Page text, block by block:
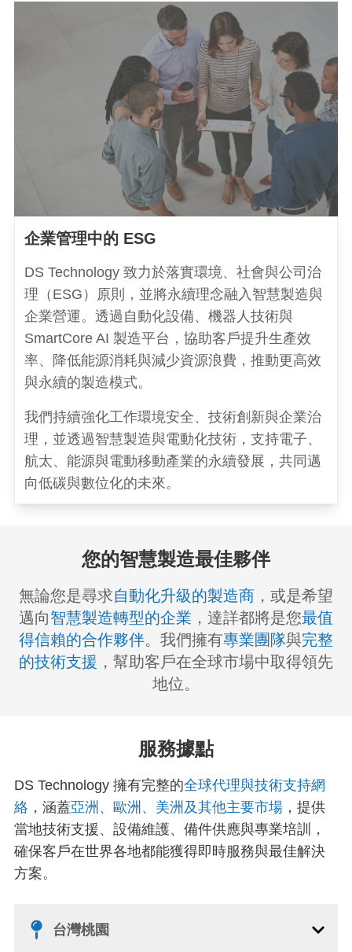
企業管理中的 ESG
DS Technology 致力於落實環境、社會與公司治
理（ESG）原則，並將永續理念融入智慧製造與
企業營運。透過自動化設備、機器人技術與
SmartCore AI 製造平台，協助客戶提升生產效
率、降低能源消耗與減少資源浪費，推動更高效
與永續的製造模式。
我們持續強化工作環境安全、技術創新與企業治
理，並透過智慧製造與電動化技術，支持電子、
航太、能源與電動移動產業的永續發展，共同邁
向低碳與數位化的未來。
您的智慧製造最佳夥伴​
無論您是尋求自動化升級的製造商 ，或是希望
邁向智慧製造轉型的企業 ，達詳都將是您最值
得信賴的合作夥伴。我們擁有專業團隊與完整
的技術支援 ，幫助客戶在全球市場中取得領先
地位。
服務據點
DS Technology 擁有完整的全球代理與技術支持網
絡 ，涵蓋亞洲、歐洲、美洲及其他主要市場，提供
當地技術支援、設備維護、備件供應與專業培訓，
確保客戶在世界各地都能獲得即時服務與最佳解決
方案。
台灣桃園